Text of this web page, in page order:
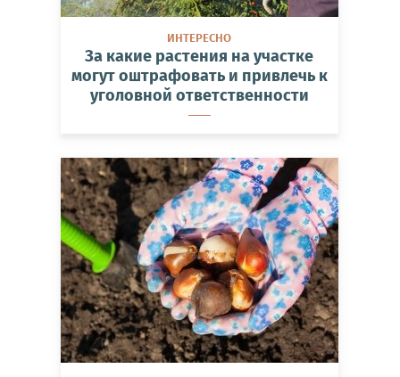
ИНТЕРЕСНО
За какие растения на участке
могут оштрафовать и привлечь к
уголовной ответственности